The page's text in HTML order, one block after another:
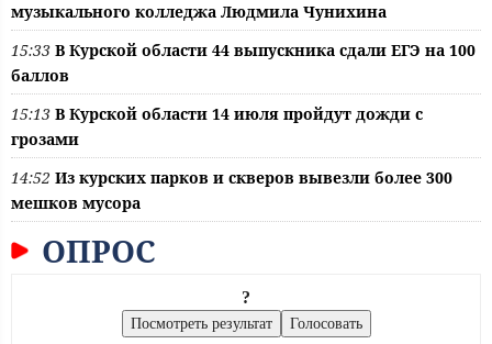
музыкального колледжа Людмила Чунихина
15:33 В Курской области 44 выпускника сдали ЕГЭ на 100
баллов
15:13 В Курской области 14 июля пройдут дожди с
грозами
14:52 Из курских парков и скверов вывезли более 300
мешков мусора
ОПРОС
?